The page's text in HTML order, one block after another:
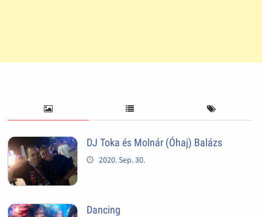
DJ Toka és Molnár (Óhaj) Balázs
2020. Sep. 30.
Dancing